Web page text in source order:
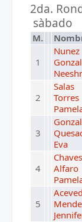
2da.
sàbado
M.
1
Nunez
2
Salas
Torres
3
Eva
4
Chaves
Alfaro
5